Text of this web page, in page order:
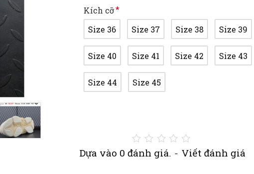
Dựa vào 0 đánh giá. - Viết đánh giá
Kích cỡ
Size 36
Size 37 Size 38 Size 39
Size 40 Size 41 Size 42 Size 43
Size 44 Size 45